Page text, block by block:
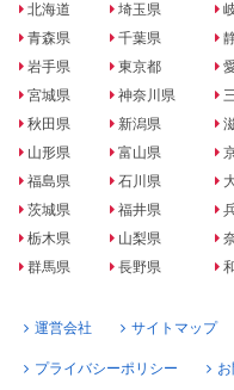
北海道
青森県
岩手県
宮城県
秋田県
山形県
福島県
茨城県
栃木県
群馬県
埼玉県
千葉県
東京都
神奈川県
新潟県
富山県
石川県
福井県
山梨県
長野県
運営会社 サイトマップ
プライバシーポリシー